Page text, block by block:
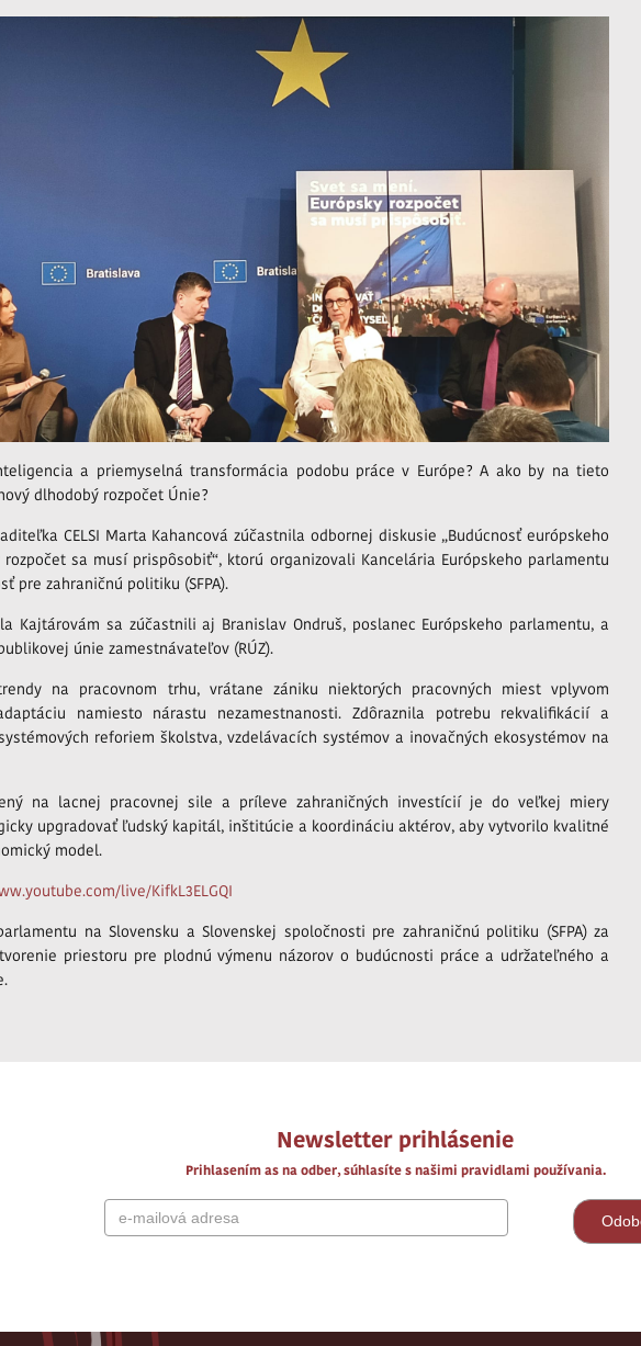
a priemyselná transformácia podobu práce v Európe? A ako by na tieto
dlhodobý rozpočet Únie?
CELSI Marta Kahancová zúčastnila odbornej diskusie „Budúcnosť európskeho
sa musí prispôsobiť“, ktorú organizovali Kancelária Európskeho parlamentu
pre zahraničnú politiku (SFPA).
Kajtárovám sa zúčastnili aj Branislav Ondruš, poslanec Európskeho parlamentu, a
únie zamestnávateľov (RÚZ).
na pracovnom trhu, vrátane zániku niektorých pracovných miest vplyvom
namiesto nárastu nezamestnanosti. Zdôraznila potrebu rekvalifikácií a
reforiem školstva, vzdelávacích systémov a inovačných ekosystémov na
na lacnej pracovnej sile a príleve zahraničných investícií je do veľkej miery
upgradovať ľudský kapitál, inštitúcie a koordináciu aktérov, aby vytvorilo kvalitné
model.
live/KifkL3ELGQI
na Slovensku a Slovenskej spoločnosti pre zahraničnú politiku (SFPA) za
priestoru pre plodnú výmenu názorov o budúcnosti práce a udržateľného a
Newsletter prihlásenie
Prihlasením as na odber, súhlasíte s našimi pravidlami používania.